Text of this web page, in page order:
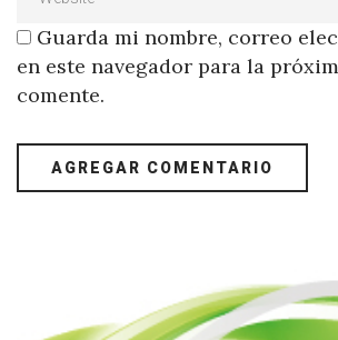
Guarda mi nombre, correo
en este navegador para la
comente.